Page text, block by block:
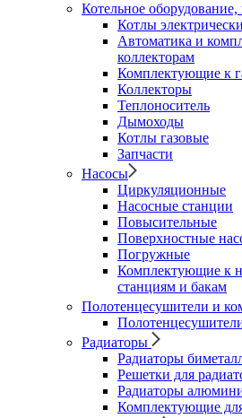
Котельное
Котлы
Автоматика и
коллекторам
Комплектующие к
Коллекторы
Теплоноситель
Дымоходы
Котлы газовые
Запчасти
Насосы
Циркуляционные
Насосные станции
Повысительные
Поверхностные
Погружные
Комплектующие к
станциям и бакам
Полотенцесушители и
Радиаторы
Радиаторы
Решетки для
Радиаторы
Комплектующие